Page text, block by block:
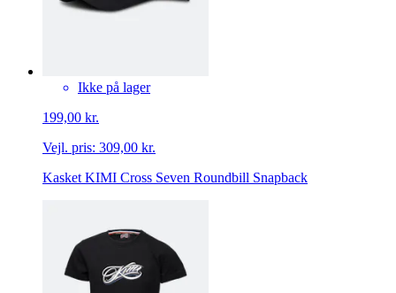
Ikke på lager
199,00 kr.
Vejl. pris: 309,00 kr.
Kasket KIMI Cross Seven Roundbill Snapback